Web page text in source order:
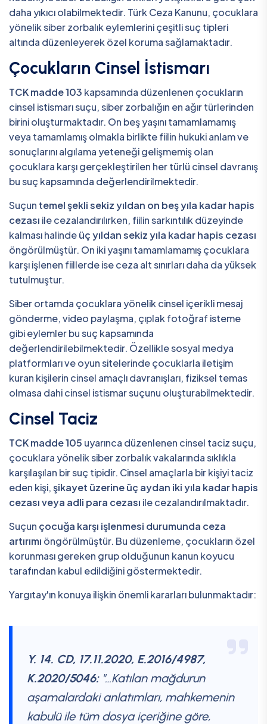
daha yıkıcı olabilmektedir. Türk Ceza Kanunu, çocuklara
yönelik siber zorbalık eylemlerini çeşitli suç tipleri
altında düzenleyerek özel koruma sağlamaktadır.
Çocukların Cinsel İstismarı
TCK madde 103 kapsamında düzenlenen çocukların
cinsel istismarı suçu, siber zorbalığın en ağır türlerinden
birini oluşturmaktadır. On beş yaşını tamamlamamış
veya tamamlamış olmakla birlikte fiilin hukuki anlam ve
sonuçlarını algılama yeteneği gelişmemiş olan
çocuklara karşı gerçekleştirilen her türlü cinsel davranış
bu suç kapsamında değerlendirilmektedir.
Suçun temel şekli sekiz yıldan on beş yıla kadar hapis
cezası ile cezalandırılırken, fiilin sarkıntılık düzeyinde
kalması halindeüç yıldan sekiz yıla kadar hapis cezası
öngörülmüştür. On iki yaşını tamamlamamış çocuklara
karşı işlenen fiillerde ise ceza alt sınırları daha da yüksek
tutulmuştur.
Siber ortamda çocuklara yönelik cinsel içerikli mesaj
gönderme, video paylaşma, çıplak fotoğraf isteme
gibi eylemler bu suç kapsamında
değerlendirilebilmektedir. Özellikle sosyal medya
platformları ve oyun sitelerinde çocuklarla iletişim
kuran kişilerin cinsel amaçlı davranışları, fiziksel temas
olmasa dahi cinsel istismar suçunu oluşturabilmektedir.
Cinsel Taciz
TCK madde 105 uyarınca düzenlenen cinsel taciz suçu,
çocuklara yönelik siber zorbalık vakalarında sıklıkla
karşılaşılan bir suç tipidir. Cinsel amaçlarla bir kişiyi taciz
eden kişi,şikayet üzerine üç aydan iki yıla kadar hapis
cezası veya adli para cezası ile cezalandırılmaktadır.
Suçun çocuğa karşı işlenmesi durumunda ceza
artırımı öngörülmüştür. Bu düzenleme, çocukların özel
korunması gereken grup olduğunun kanun koyucu
tarafından kabul edildiğini göstermektedir.
Yargıtay'ın konuya ilişkin önemli kararları bulunmaktadır:
Y. 14. CD, 17.11.2020, E.2016/4987,
K.2020/5046:"…Katılan mağdurun
aşamalardaki anlatımları, mahkemenin
kabulü ile tüm dosya içeriğine göre,